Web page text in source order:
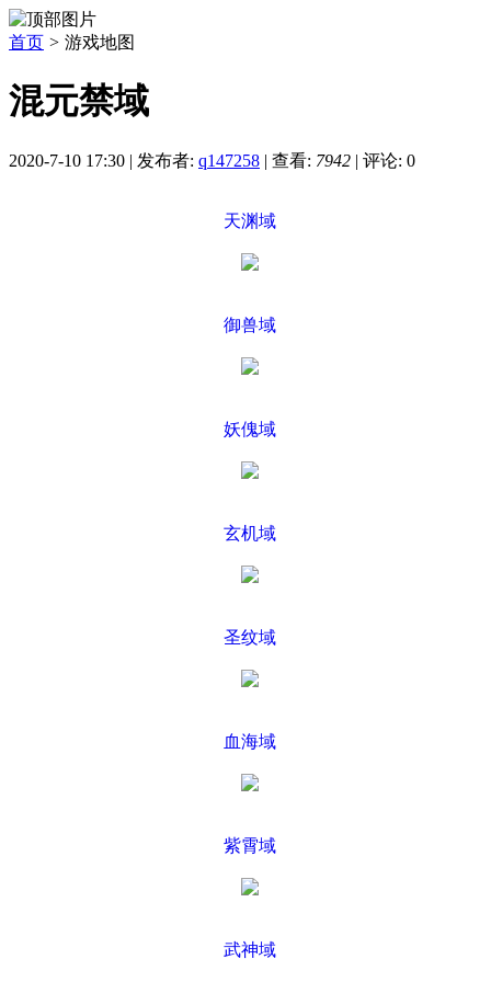
首页 > 游戏地图
混元禁域
2020-7-10 17:30 | 发布者: q147258 | 查看: 7942 | 评论: 0
天渊域
御兽域
妖傀域
玄机域
圣纹域
血海域
紫霄域
武神域